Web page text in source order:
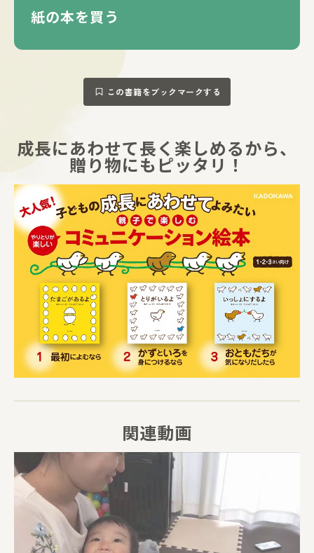
●「ぱくぱく はい、あーん」と、赤い実を食べさせてくれ
●子どもたちが絵本に近づき、さわりたがります。「ぴょ
●とりが出てくると、目をかがやかせてこちらを見ます。
「生まれたよ！」と伝えたいみたい（1歳の女の子のママ）
●読みはじめると、手足をパタパタさせます（7ヶ月の男の
●今いちばんのお気に入り。「よんで！」と自分でもってき
ます（1歳の男の子のママ）
紙の本を買う
この書籍をブックマークする
成長にあわせて長く楽しめるから、
贈り物にもピッタリ！
関連動画